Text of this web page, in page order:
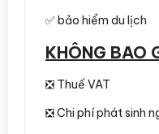
✅ bảo hiểm du lịch
KHÔNG BAO
❎ Thuế VAT
❎ Chi phí phát sinh